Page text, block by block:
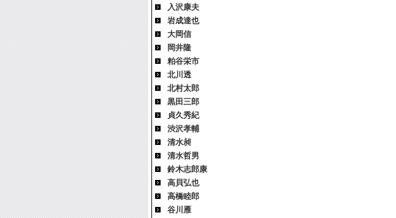
入沢康夫
岩成達也
大岡信
岡井隆
粕谷栄市
北川透
北村太郎
黒田三郎
貞久秀紀
渋沢孝輔
清水昶
清水哲男
鈴木志郎康
高貝弘也
高橋睦郎
谷川雁